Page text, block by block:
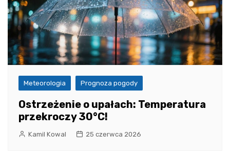
Meteorologia Prognoza pogody
Ostrzeżenie o upałach: Temperatura
przekroczy 30°C!
Kamil Kowal 25 czerwca 2026